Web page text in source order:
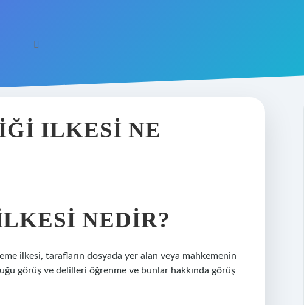
ILKESI NE
NEDIR?
ilkesi, tarafların dosyada yer alan veya mahkemenin
görüş ve delilleri öğrenme ve bunlar hakkında görüş